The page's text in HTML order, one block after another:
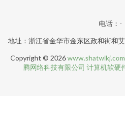
电话：-
地址：浙江省金华市金东区政和街和
Copyright © 2026www.shatwlkj.com
腾网络科技有限公司 计算机软硬